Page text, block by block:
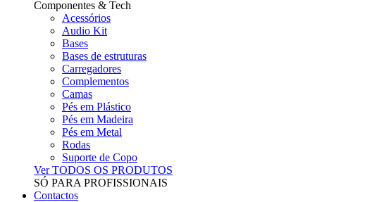
Componentes & Tech
Acessórios
Audio Kit
Bases
Bases de estruturas
Carregadores
Complementos
Camas
Pés em Plástico
Pés em Madeira
Pés em Metal
Rodas
Suporte de Copo
Ver TODOS OS PRODUTOS
SÓ PARA PROFISSIONAIS
Contactos